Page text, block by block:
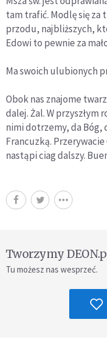
tam trafić. Modlę się za
przodu, najbliższych,
Edowi to pewnie za
Ma swoich ulubionych
Obok nas znajome
dalej. Żal. W przyszłym
nimi dotrzemy, da Bóg,
Francuzką.
nastąpi ciag dalszy.
Tworzymy
Tu możesz nas wesprzeć.